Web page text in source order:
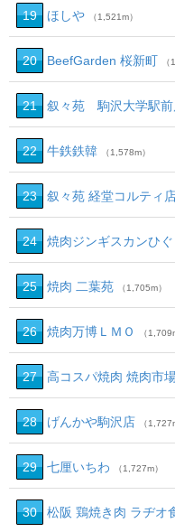
19 ほしや （1,521m）
20 BeefGarden 桜新町
21 叙々苑 駒沢大学駅前
22 牛鉄鉄韓 （1,578m）
23 叙々苑 経堂コルティ
24 焼肉ジンギスカンひ
25 焼肉 二葉苑 （1,705m）
26 焼肉万博ＬＭＯ （
27 高コスパ焼肉 焼肉市
28 げんかや駒沢店 （
29 七厘いちわ （1,727m）
30 松阪 鶏焼き肉 ラヂオ